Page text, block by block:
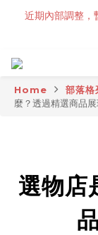
近期內部調整，
Home 部落格
麼？透過精選商品
選物店